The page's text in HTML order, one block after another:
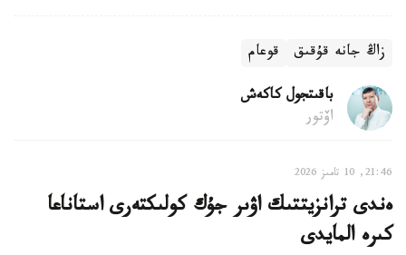
زاڭ جانە قۇقىق قوعام
باقىتجول كاكەش
اۆتور
21:46, 10 تامىز 2026
ەندى ترانزيتتىك اۋىر جۇك كولىكتەرى استاناعا
كىرە المايدى